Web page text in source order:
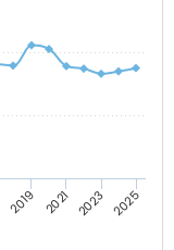
2019 2021 2023 2025